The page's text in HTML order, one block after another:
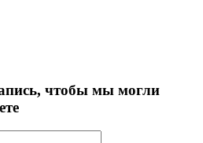
чтобы мы могли